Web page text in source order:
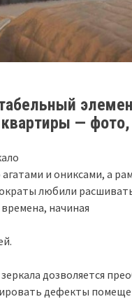
—
и ониксами, а
любили
начиная
дозволяется
дефекты